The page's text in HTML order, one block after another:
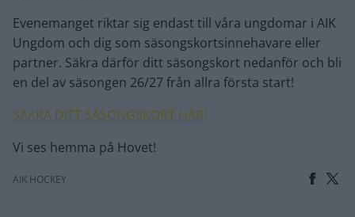
Evenemanget riktar sig endast till våra ungdomar i AIK
Ungdom och dig som säsongskortsinnehavare eller
partner. Säkra därför ditt säsongskort nedanför och bli
en del av säsongen 26/27 från allra första start!
SÄKRA DITT SÄSONGSKORT HÄR!
Vi ses hemma på Hovet!
AIK HOCKEY